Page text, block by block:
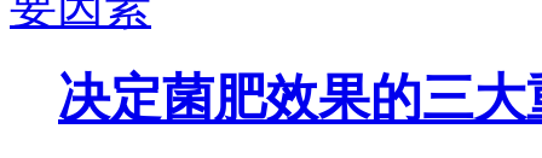
决定菌肥效果的三